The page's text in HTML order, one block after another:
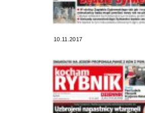
10.11.2017